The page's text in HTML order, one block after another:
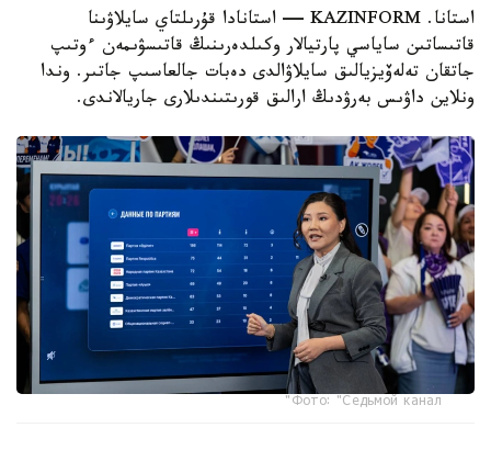
استانا. KAZINFORM — استانادا قۇرىلتاي سايلاۋىنا
قاتىساتىن ساياسي پارتيالار وكىلدەرىنىڭ قاتىسۋىمەن ءوتىپ
جاتقان تەلەۆيزيالىق سايلاۋالدى دەبات جالعاسىپ جاتىر. وندا
ونلاين داۋىس بەرۋدىڭ ارالىق قورىتىندىلارى جاريالاندى.
Фото: "Седьмой канал"